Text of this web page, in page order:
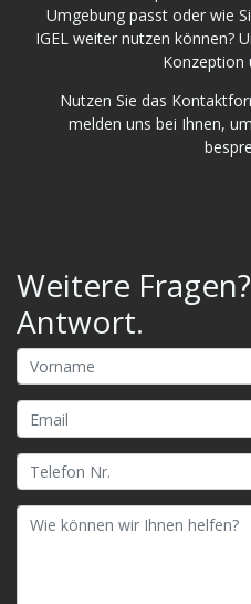
Umgebung passt oder wie
IGEL weiter nutzen können?
Konzeption
Nutzen Sie das
melden uns bei Ihnen,
Weitere
Antwort.